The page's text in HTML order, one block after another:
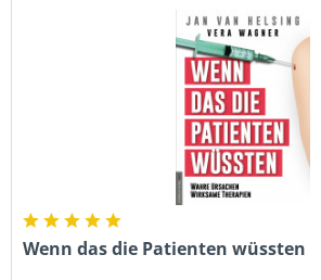
Wenn das die Patienten wüssten